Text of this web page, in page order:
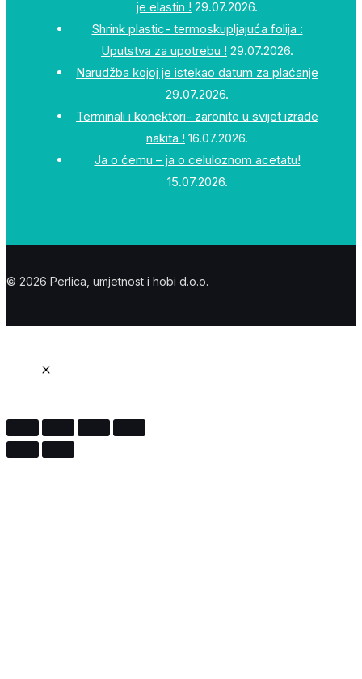
je elastin ! 29.07.2026.
Shrink plastic- termoskupljajuća folija :
Uputstva za upotrebu ! 29.07.2026.
Narudžba kojoj je istekao datum za plaćanje
29.07.2026.
Terminali i konektori- zaronite u svijet izrade
nakita ! 16.07.2026.
Ja o ćemu – ja o celuloznom acetatu!
15.07.2026.
© 2026 Perlica, umjetnost i hobi d.o.o.